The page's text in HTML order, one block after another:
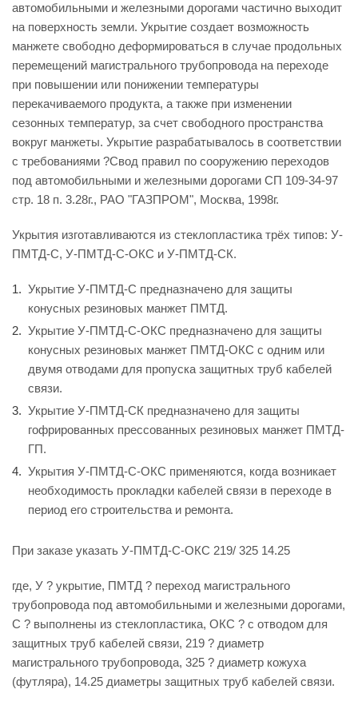
автомобильными и железными дорогами частично выходит
на поверхность земли. Укрытие создает возможность
манжете свободно деформироваться в случае продольных
перемещений магистрального трубопровода на переходе
при повышении или понижении температуры
перекачиваемого продукта, а также при изменении
сезонных температур, за счет свободного пространства
вокруг манжеты. Укрытие разрабатывалось в соответствии
с требованиями ?Свод правил по сооружению переходов
под автомобильными и железными дорогами СП 109-34-97
стр. 18 п. 3.28г., РАО "ГАЗПРОМ", Москва, 1998г.
Укрытия изготавливаются из стеклопластика трёх типов: У-
ПМТД-С, У-ПМТД-С-ОКС и У-ПМТД-СК.
Укрытие У-ПМТД-С предназначено для защиты
конусных резиновых манжет ПМТД.
Укрытие У-ПМТД-С-ОКС предназначено для защиты
конусных резиновых манжет ПМТД-ОКС с одним или
двумя отводами для пропуска защитных труб кабелей
связи.
Укрытие У-ПМТД-СК предназначено для защиты
гофрированных прессованных резиновых манжет ПМТД-
ГП.
Укрытия У-ПМТД-С-ОКС применяются, когда возникает
необходимость прокладки кабелей связи в переходе в
период его строительства и ремонта.
При заказе указать У-ПМТД-С-ОКС 219/ 325 14.25
где, У ? укрытие, ПМТД ? переход магистрального
трубопровода под автомобильными и железными дорогами,
С ? выполнены из стеклопластика, ОКС ? с отводом для
защитных труб кабелей связи, 219 ? диаметр
магистрального трубопровода, 325 ? диаметр кожуха
(футляра), 14.25 диаметры защитных труб кабелей связи.